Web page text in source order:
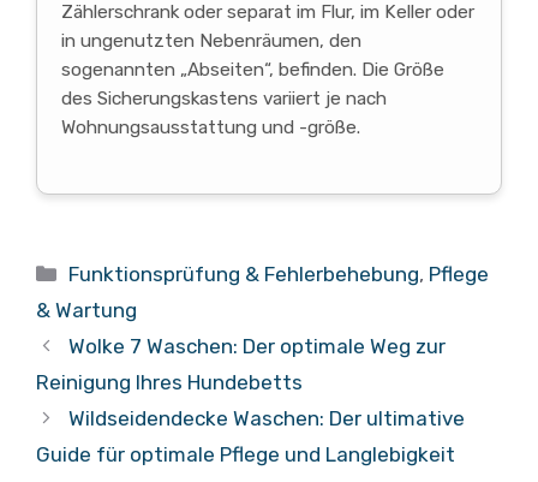
Zählerschrank oder separat im Flur, im Keller oder
in ungenutzten Nebenräumen, den
sogenannten „Abseiten“, befinden. Die Größe
des Sicherungskastens variiert je nach
Wohnungsausstattung und -größe.
Kategorien
Funktionsprüfung & Fehlerbehebung, Pflege
& Wartung
Wolke 7 Waschen: Der optimale Weg zur
Reinigung Ihres Hundebetts
Wildseidendecke Waschen: Der ultimative
Guide für optimale Pflege und Langlebigkeit